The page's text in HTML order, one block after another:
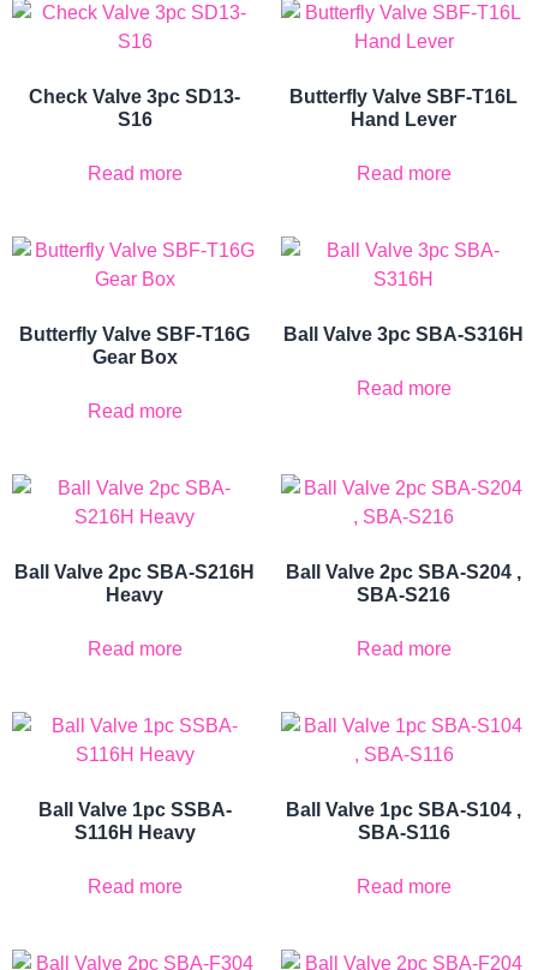
Check Valve 3pc SD13-
S16
Read more
Butterfly Valve SBF-T16L
Hand Lever
Read more
Butterfly Valve SBF-T16G
Gear Box
Read more
Ball Valve 3pc SBA-S316H
Read more
Ball Valve 2pc SBA-S216H
Heavy
Read more
Ball Valve 2pc SBA-S204 ,
SBA-S216
Read more
Ball Valve 1pc SSBA-
S116H Heavy
Read more
Ball Valve 1pc SBA-S104 ,
SBA-S116
Read more